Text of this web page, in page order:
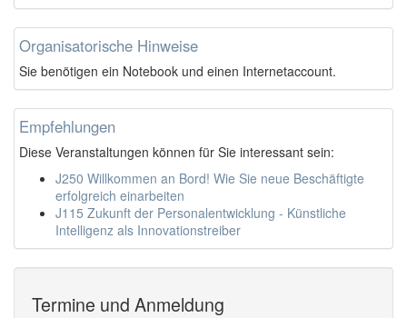
Organisatorische Hinweise
Sie benötigen ein Notebook und einen Internetaccount.
Empfehlungen
Diese Veranstaltungen können für Sie interessant sein:
J250 Willkommen an Bord! Wie Sie neue Beschäftigte
erfolgreich einarbeiten
J115 Zukunft der Personalentwicklung - Künstliche
Intelligenz als Innovationstreiber
Termine und Anmeldung